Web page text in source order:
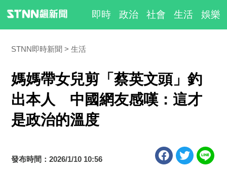
即時 政治 社會 生活 娛樂
STNN即時新聞 生活
媽媽帶女兒剪「蔡英文頭」釣
出本人 中國網友感嘆：這才
是政治的溫度
發布時間：2026/1/10 10:56